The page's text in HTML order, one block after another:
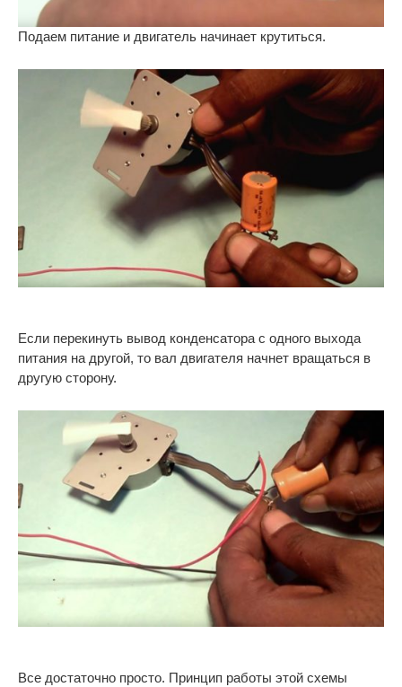
Подаем питание и двигатель начинает крутиться.
Если перекинуть вывод конденсатора с одного выхода
питания на другой, то вал двигателя начнет вращаться в
другую сторону.
Все достаточно просто. Принцип работы этой схемы